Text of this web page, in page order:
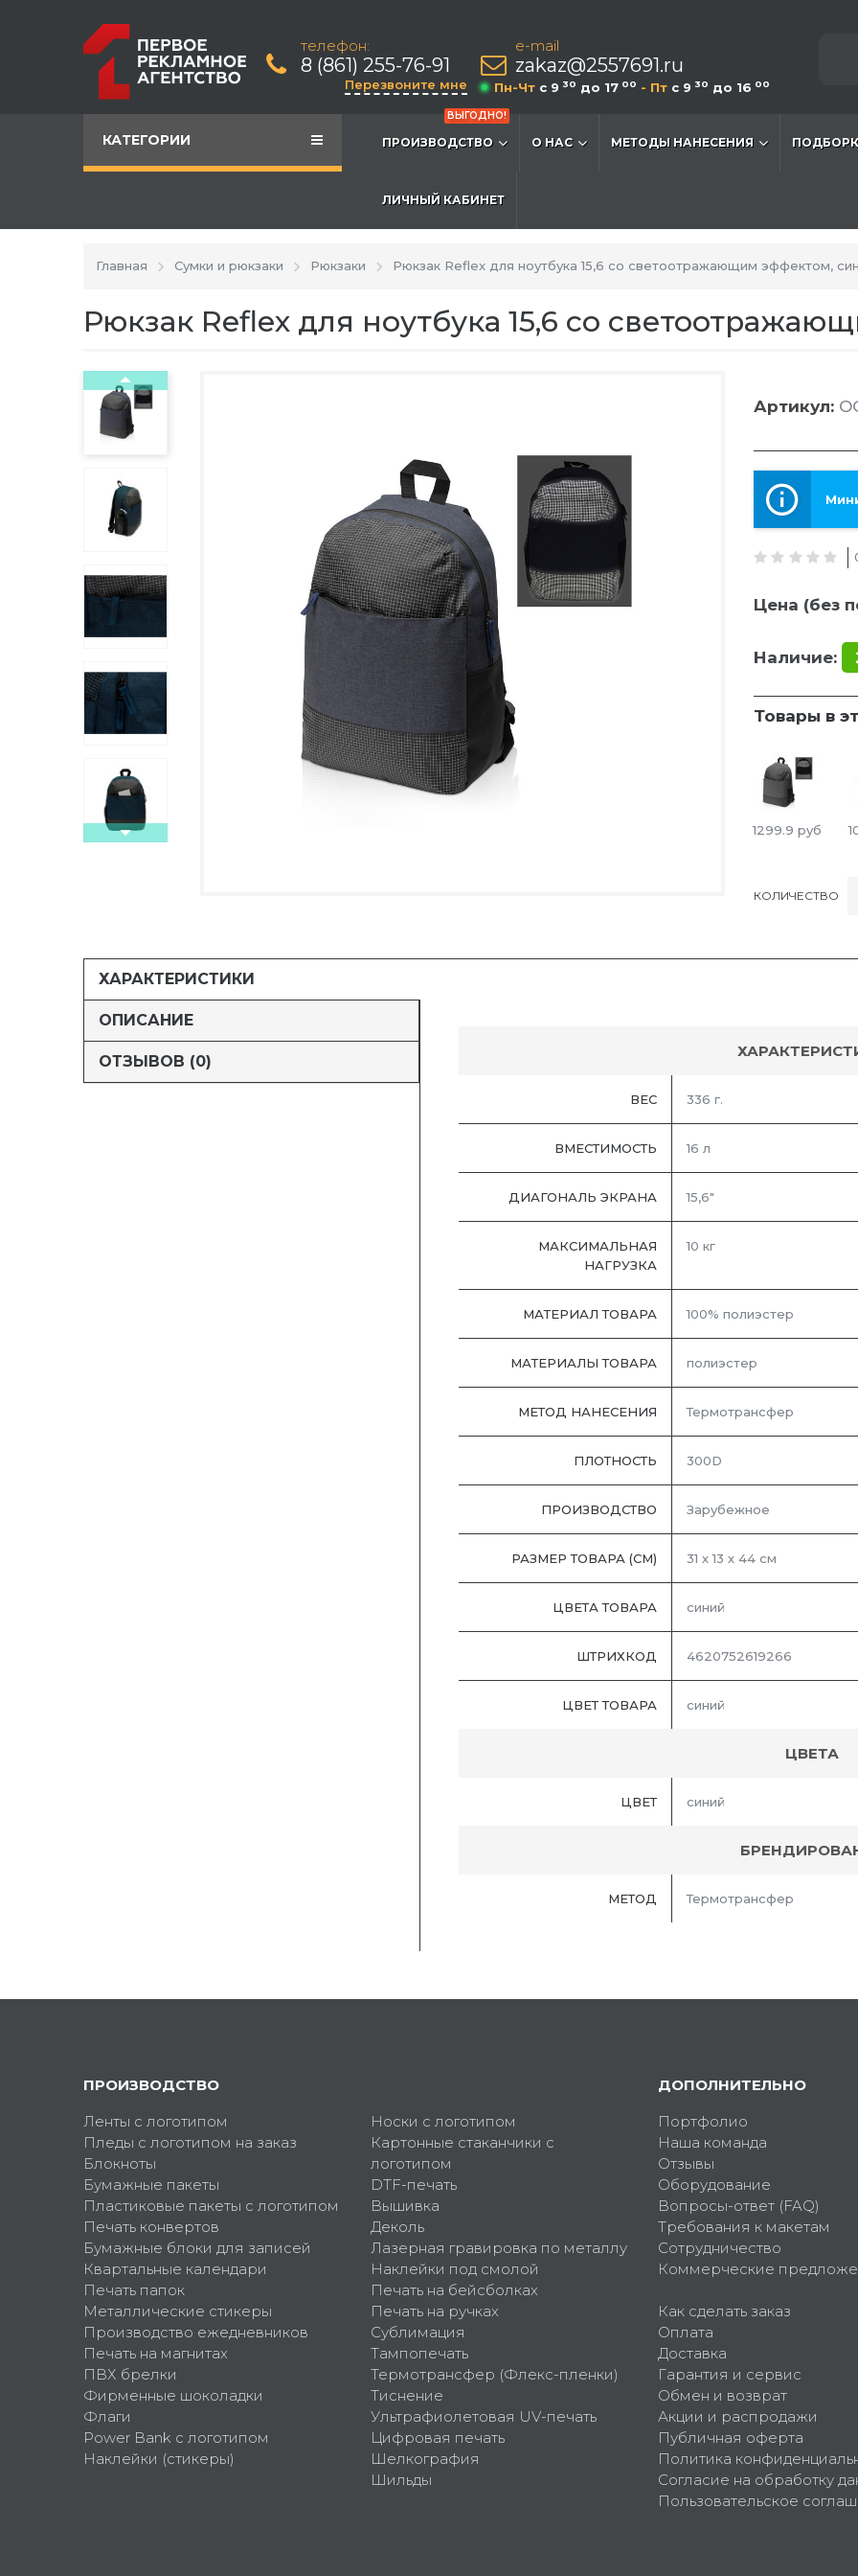
телефон:
8 (861) 255-76-91
Перезвоните мне
e-mail
zakaz@2557691.ru
Пн-Чт c 9 30 до 17 00 - Пт c 9 30 до 16 00
КАТЕГОРИИ
ВЫГОДНО!
ПРОИЗВОДСТВО О НАС МЕТОДЫ НАНЕСЕНИЯ
ЛИЧНЫЙ КАБИНЕТ
Главная Сумки и рюкзаки Рюкзаки Рюкзак Reflex для ноутбука 15,6 со светоотражающим эффектом,
Рюкзак Reflex для ноутбука 15,6 со
Артикул:
Цена (без
Наличие:
Товары в
1299.9 руб
КОЛИЧЕСТВО
ХАРАКТЕРИСТИКИ
ОПИСАНИЕ
ОТЗЫВОВ (0)
ВЕС 336 г.
ВМЕСТИМОСТЬ 16 л
ДИАГОНАЛЬ ЭКРАНА 15,6"
МАКСИМАЛЬНАЯ
НАГРУЗКА
10 кг
МАТЕРИАЛ ТОВАРА 100% полиэстер
МАТЕРИАЛЫ ТОВАРА полиэстер
МЕТОД НАНЕСЕНИЯ Термотрансфер
ПЛОТНОСТЬ 300D
ПРОИЗВОДСТВО Зарубежное
РАЗМЕР ТОВАРА (СМ) 31 х 13 х 44 см
ЦВЕТА ТОВАРА синий
ШТРИХКОД 4620752619266
ЦВЕТ ТОВАРА синий
ЦВЕТА
ЦВЕТ синий
МЕТОД Термотрансфер
ПРОИЗВОДСТВО
Ленты с логотипом
Пледы с логотипом на заказ
Блокноты
Бумажные пакеты
Пластиковые пакеты с логотипом
Печать конвертов
Бумажные блоки для записей
Квартальные календари
Печать папок
Металлические стикеры
Производство ежедневников
Печать на магнитах
ПВХ брелки
Фирменные шоколадки
Флаги
Power Bank с логотипом
Наклейки (стикеры)
Носки с логотипом
Картонные стаканчики с
логотипом
DTF-печать
Вышивка
Деколь
Лазерная гравировка по металлу
Наклейки под смолой
Печать на бейсболках
Печать на ручках
Сублимация
Тампопечать
Термотрансфер (Флекс-пленки)
Тиснение
Ультрафиолетовая UV-печать
Цифровая печать
Шелкография
Шильды
ДОПОЛНИТЕЛЬНО
Портфолио
Наша команда
Отзывы
Оборудование
Вопросы-ответ (FAQ)
Требования к макетам
Сотрудничество
Коммерческие
Как сделать заказ
Оплата
Доставка
Гарантия и сервис
Обмен и возврат
Акции и распродажи
Публичная оферта
Политика
Согласие на обработку
Пользовательское